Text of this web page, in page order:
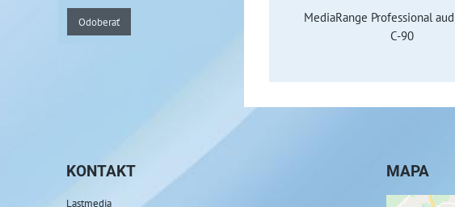
MediaRange Professional
C-90
Odoberať
KONTAKT
Lastmedia
MAPA